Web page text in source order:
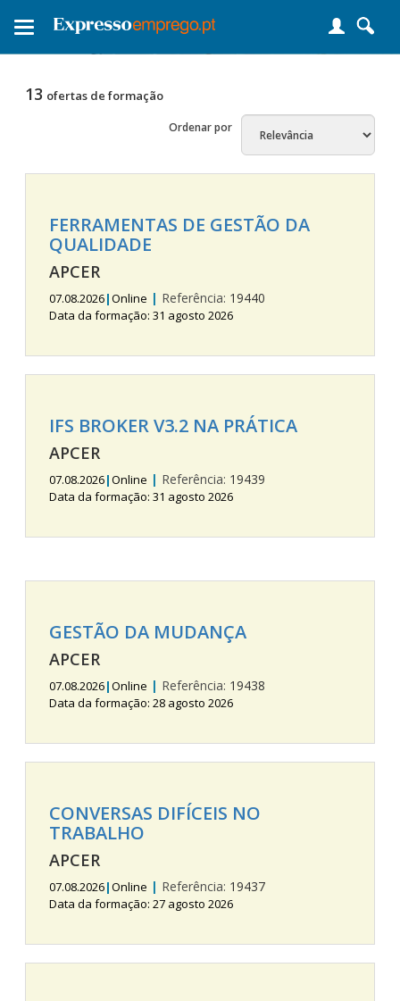
Toggle
13 ofertas de formação
Ordenar por
FERRAMENTAS DE GESTÃO DA
QUALIDADE
APCER
07.08.2026|Online | Referência: 19440
Data da formação: 31 agosto 2026
IFS BROKER V3.2 NA PRÁTICA
APCER
07.08.2026|Online | Referência: 19439
Data da formação: 31 agosto 2026
GESTÃO DA MUDANÇA
APCER
07.08.2026|Online | Referência: 19438
Data da formação: 28 agosto 2026
CONVERSAS DIFÍCEIS NO
TRABALHO
APCER
07.08.2026|Online | Referência: 19437
Data da formação: 27 agosto 2026